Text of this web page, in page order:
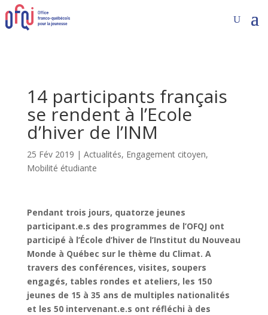
14 participants français
se rendent à l’Ecole
d’hiver de l’INM
25 Fév 2019 | Actualités, Engagement citoyen,
Mobilité étudiante
Pendant trois jours, quatorze jeunes
participant.e.s des programmes de l’OFQJ ont
participé à l’École d’hiver de l’Institut du Nouveau
Monde à Québec sur le thème du Climat. A
travers des conférences, visites, soupers
engagés, tables rondes et ateliers, les 150
jeunes de 15 à 35 ans de multiples nationalités
et les 50 intervenant.e.s ont réfléchi à des